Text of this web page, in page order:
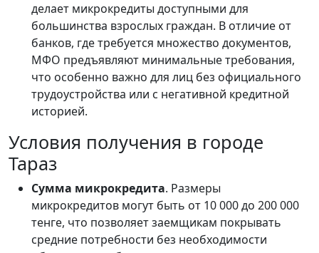
делает микрокредиты доступными для
большинства взрослых граждан. В отличие от
банков, где требуется множество документов,
МФО предъявляют минимальные требования,
что особенно важно для лиц без официального
трудоустройства или с негативной кредитной
историей.
Условия получения в городе
Тараз
Сумма микрокредита. Размеры
микрокредитов могут быть от 10 000 до 200 000
тенге, что позволяет заемщикам покрывать
средние потребности без необходимости